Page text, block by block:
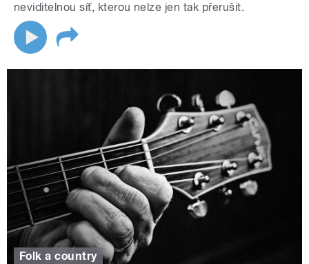
neviditelnou síť, kterou nelze jen tak přerušit.
Folk a country